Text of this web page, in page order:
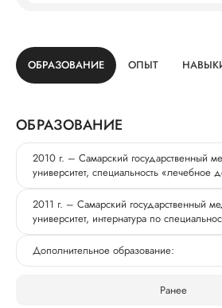
ОБРАЗОВАНИЕ ОПЫТ
ОБРАЗОВАНИЕ
2010 г. – Самарский государственный
университет, специальность «лечебное
2011 г. – Самарский государственный
университет, интернатура по
Дополнительное образование:
Ранее